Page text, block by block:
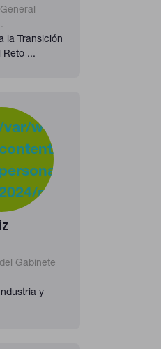
la Transición
Reto ...
var/www/clients/
content/plugins/
personas-
Gabinete
y